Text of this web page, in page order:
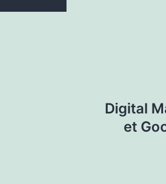
Digital
et